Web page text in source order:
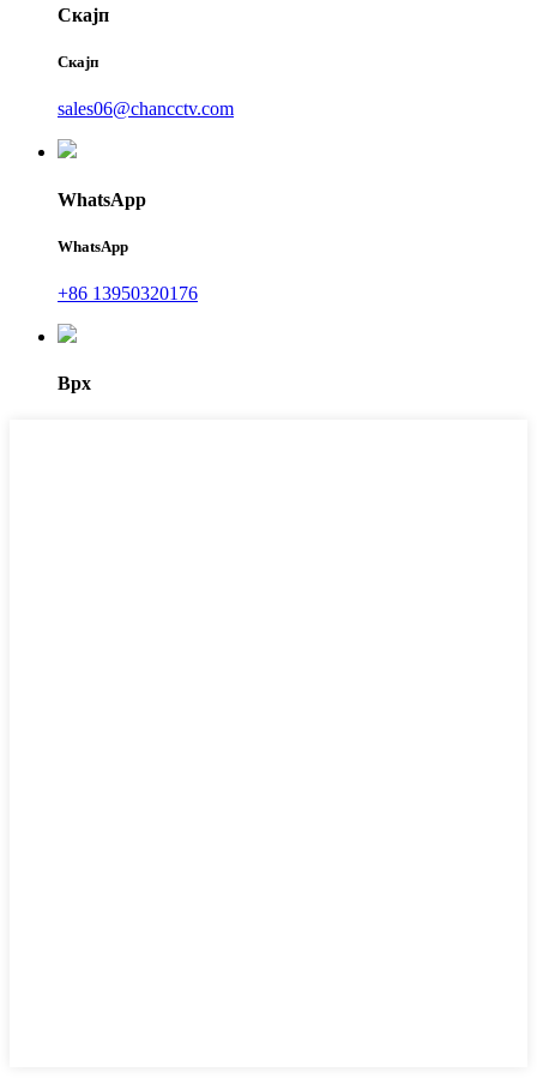
Скајп
Скајп
sales06@chancctv.com
WhatsApp
WhatsApp
+86 13950320176
Врх